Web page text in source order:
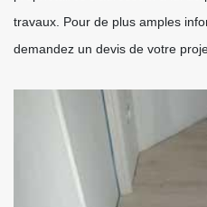
travaux. Pour de plus amples
demandez un devis de votre